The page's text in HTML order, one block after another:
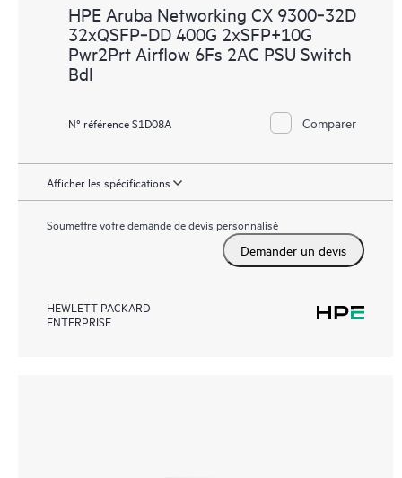
HPE Aruba Networking CX 9300‑32D
32xQSFP‑DD 400G 2xSFP+10G
Pwr2Prt Airflow 6Fs 2AC PSU Switch
Bdl
N° référence S1D08A Comparer
Afficher les spécifications
Soumettre votre demande de devis personnalisé
Demander un devis
HEWLETT PACKARD
ENTERPRISE